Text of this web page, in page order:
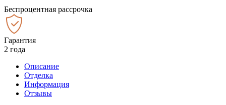
Беспроцентная рассрочка
Гарантия
2 года
Описание
Отделка
Информация
Отзывы